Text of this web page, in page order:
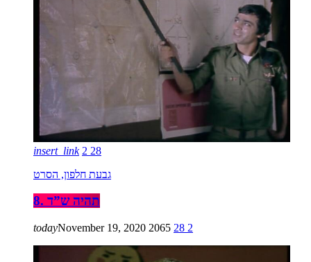
insert_link 2 28
גבעת חלפון, הסרט
8. תהיה ש”ד
todayNovember 19, 2020 2065 28 2